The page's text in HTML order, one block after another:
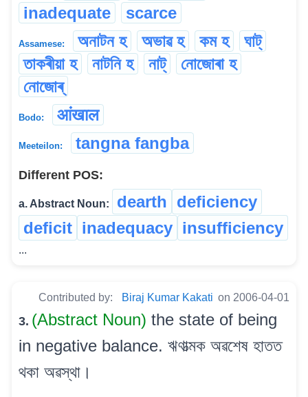
inadequate
scarce
Assamese: অনাটন হ অভাৱ হ কম হ
ঘাট্
তাকৰীয়া হ
নাটনি হ নাট্
নোজোৰা হ
নোজোৰ্
Bodo: आंखाल
Meeteilon: tangna fangba
Different POS:
a. Abstract Noun: dearth deficiency
deficit inadequacy insufficiency
...
Contributed by: Biraj Kumar Kakati on 2006-04-01
3. (Abstract Noun) the state of being
in negative balance. ঋণাত্মক অৱশেষ হাতত
থকা অৱস্থা।